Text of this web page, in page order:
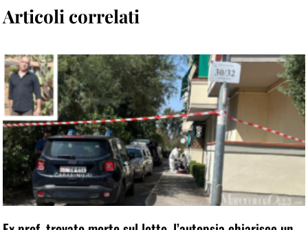
Articoli correlati